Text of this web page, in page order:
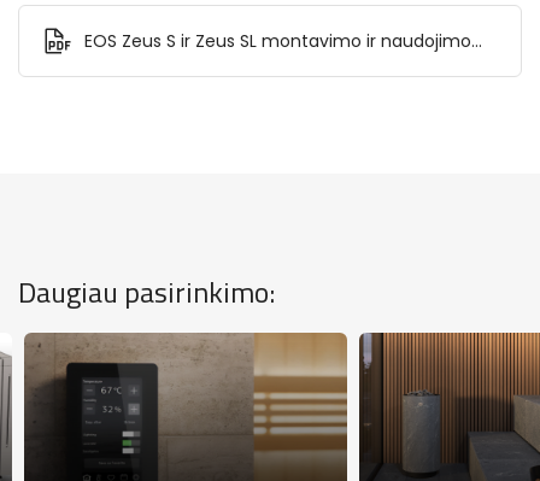
EOS Zeus S ir Zeus SL montavimo ir naudojimo
Daugiau pasirinkimo: